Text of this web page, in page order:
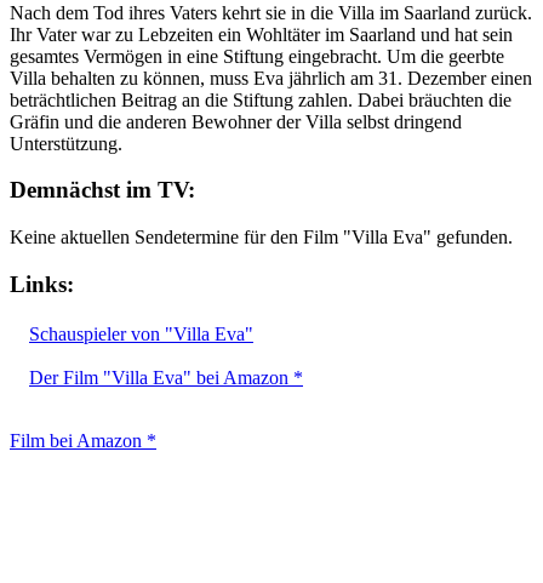
Nach dem Tod ihres Vaters kehrt sie in die Villa im Saarland zurück.
Ihr Vater war zu Lebzeiten ein Wohltäter im Saarland und hat sein
gesamtes Vermögen in eine Stiftung eingebracht. Um die geerbte
Villa behalten zu können, muss Eva jährlich am 31. Dezember einen
beträchtlichen Beitrag an die Stiftung zahlen. Dabei bräuchten die
Gräfin und die anderen Bewohner der Villa selbst dringend
Unterstützung.
Demnächst im TV:
Keine aktuellen Sendetermine für den Film "Villa Eva" gefunden.
Links:
Schauspieler von "Villa Eva"
Der Film "Villa Eva" bei Amazon *
Film bei Amazon *